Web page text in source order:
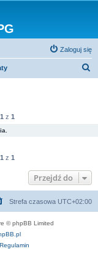
Zaloguj się
1 z 1
1 z 1
Przejdź do
Strefa czasowa UTC+02:00
© phpBB Limited
Regulamin